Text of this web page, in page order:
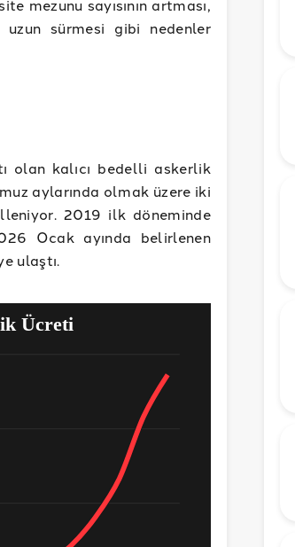
mezunu sayısının artması,
sürmesi gibi nedenler
olan kalıcı bedelli askerlik
aylarında olmak üzere iki
2019 ilk döneminde
Ocak ayında belirlenen
ulaştı.